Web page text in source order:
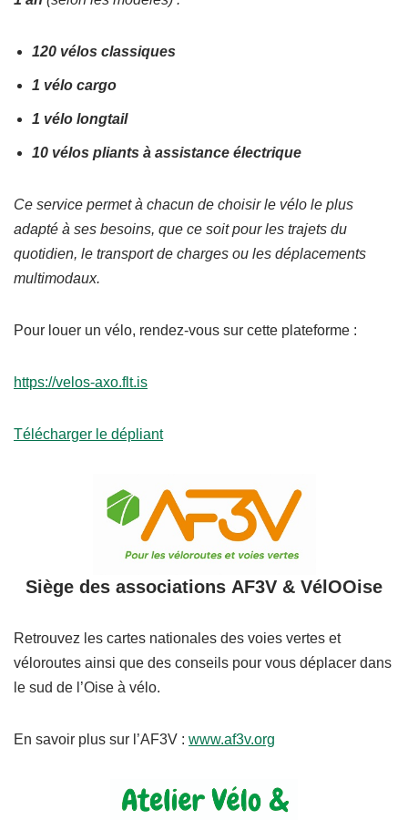
120 vélos classiques
1 vélo cargo
1 vélo longtail
10 vélos pliants à assistance électrique
Ce service permet à chacun de choisir le vélo le plus
adapté à ses besoins, que ce soit pour les trajets du
quotidien, le transport de charges ou les déplacements
multimodaux.
Pour louer un vélo, rendez-vous sur cette plateforme :
https://velos-axo.flt.is
Télécharger le dépliant
Siège des associations AF3V & VélOOise
Retrouvez les cartes nationales des voies vertes et
véloroutes ainsi que des conseils pour vous déplacer dans
le sud de l’Oise à vélo.
En savoir plus sur l’AF3V : www.af3v.org